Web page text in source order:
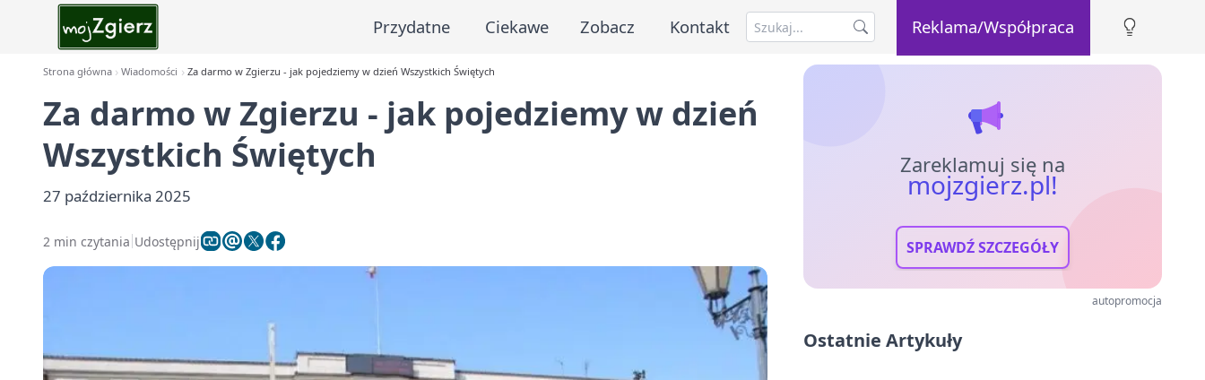
Przydatne Ciekawe Zobacz Kontakt Reklama/Współpraca
Strona główna Wiadomości Za darmo w Zgierzu - jak pojedziemy w dzień Wszystkich Świętych
Za darmo w Zgierzu - jak pojedziemy w dzień
Wszystkich Świętych
27 października 2025
2 min czytania Udostępnij
Zareklamuj się na
mojzgierz.pl!
SPRAWDŹ SZCZEGÓŁY
autopromocja
Ostatnie Artykuły